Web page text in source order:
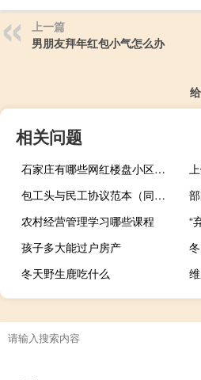
上一篇
男朋友拜年红包小气怎么办
相关问题
石家庄有哪些网红楼盘小区？介绍5个最知名地产项目
包工头与民工协议范本（同性民工与包工头工地上玩同性民工为什么同性）
农村经营管理学习哪些课程
“
孩子多大能过户房产
冬天野生鹿吃什么
多大年龄牙龈开始退化